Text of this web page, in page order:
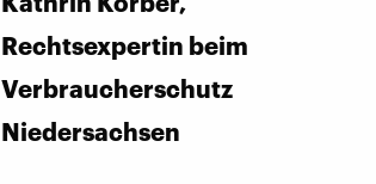
Rechtsexpertin beim
Verbraucherschutz
Niedersachsen